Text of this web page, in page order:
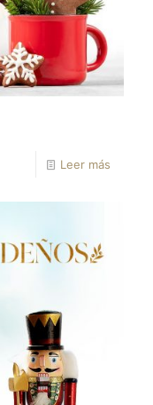
Leer más